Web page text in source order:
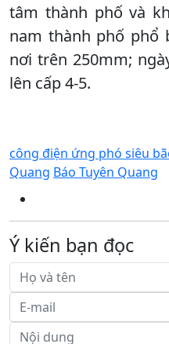
tâm thành phố và
nam thành phố phổ
nơi trên 250mm;
lên cấp 4-5.
công điện ứng phó siêu
Quang Báo Tuyên Quang
Ý kiến bạn đọc